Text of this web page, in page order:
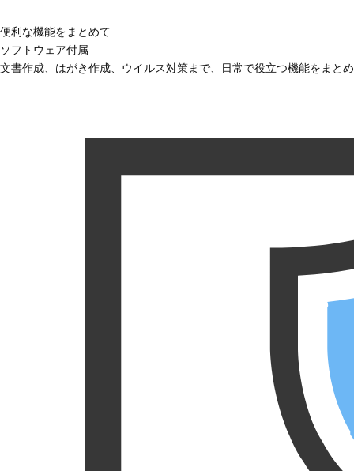
便利な機能をまとめて
ソフトウェア付属
文書作成、はがき作成、ウイルス対策まで、日常で役立つ機能をまと